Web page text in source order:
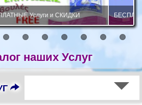
БЕСПЛАТНЫЕ Услуги,
наших Услуг